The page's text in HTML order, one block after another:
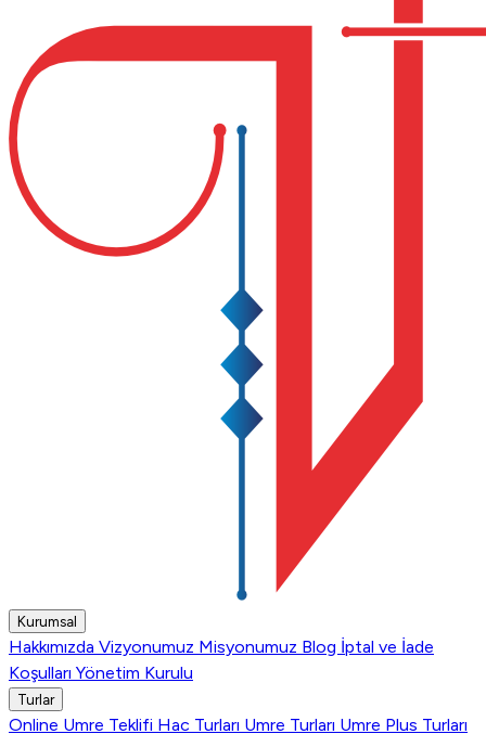
Kurumsal
Hakkımızda Vizyonumuz Misyonumuz Blog İptal ve İade
Koşulları Yönetim Kurulu
Turlar
Online Umre Teklifi Hac Turları Umre Turları Umre Plus Turları